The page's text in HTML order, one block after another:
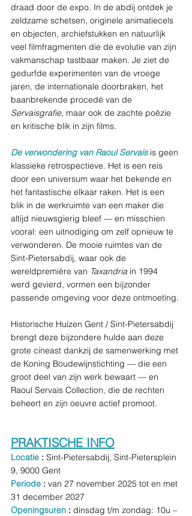
draad door de expo. In de abdij ontdek je
zeldzame schetsen, originele animatiecels
en objecten, archiefstukken en natuurlijk
veel filmfragmenten die de evolutie van zijn
vakmanschap tastbaar maken. Je ziet de
gedurfde experimenten van de vroege
jaren, de internationale doorbraken, het
baanbrekende procedé van de
Servaisgrafie, maar ook de zachte poëzie
en kritische blik in zijn films.
De verwondering van Raoul Servais is geen
klassieke retrospectieve. Het is een reis
door een universum waar het bekende en
het fantastische elkaar raken. Het is een
blik in de werkruimte van een maker die
altijd nieuwsgierig bleef — en misschien
vooral: een uitnodiging om zelf opnieuw te
verwonderen. De mooie ruimtes van de
Sint-Pietersabdij, waar ook de
wereldpremière van Taxandria in 1994
werd gevierd, vormen een bijzonder
passende omgeving voor deze ontmoeting.
Historische Huizen Gent / Sint-Pietersabdij
brengt deze bijzondere hulde aan deze
grote cineast dankzij de samenwerking met
de Koning Boudewijnstichting — die een
groot deel van zijn werk bewaart — en
Raoul Servais Collection, die de rechten
beheert en zijn oeuvre actief promoot.
PRAKTISCHE INFO
Locatie : Sint-Pietersabdij, Sint-Pietersplein
9, 9000 Gent
Periode : van 27 november 2025 tot en met
31 december 2027
Openingsuren : dinsdag t/m zondag: 10u –